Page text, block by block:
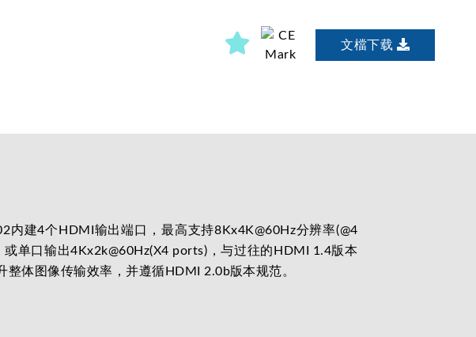
文檔下载
内建4个HDMI输出端口，最高支持8Kx4K@60Hz分辨率(@4
或单口输出4Kx2k@60Hz(X4 ports)，与过往的HDMI 1.4版本
整体图像传输效率，并遵循HDMI 2.0b版本规范。